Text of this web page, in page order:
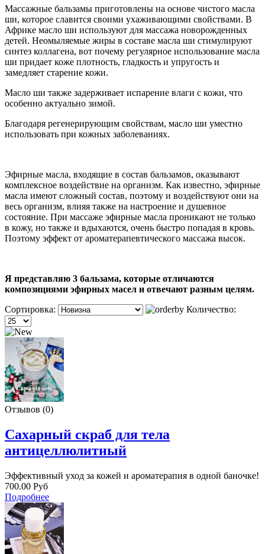
Массажные бальзамы приготовлены на основе чистого масла
ши, которое славится своими ухаживающими свойствами. В
Африке масло ши используют для массажа новорожденных
детей. Неомыляемые жиры в составе масла ши стимулируют
синтез коллагена, вот почему регулярное использование масла
ши придает коже плотность, гладкость и упругость и
замедляет старение кожи.
Масло ши также задерживает испарение влаги с кожи, что
особенно актуально зимой.
Благодаря регенерирующим свойствам, масло ши уместно
использовать при кожных заболеваниях.
Эфирные масла, входящие в состав бальзамов, оказывают
комплексное воздействие на организм. Как известно, эфирные
масла имеют сложный состав, поэтому и воздействуют они на
весь организм, влияя также на настроение и душевное
состояние. При массаже эфирные масла проникают не только
в кожу, но также и вдыхаются, очень быстро попадая в кровь.
Поэтому эффект от ароматерапевтического массажа высок.
Я представляю 3 бальзама, которые отличаются
композициями эфирных масел и отвечают разным целям.
Сортировка:
Количество:
Отзывов (0)
Сахарный скраб для тела
антицеллюлитный
Эффективный уход за кожей и ароматерапия в одной баночке!
700.00 Руб
Подробнее